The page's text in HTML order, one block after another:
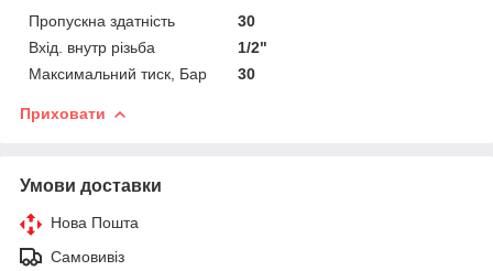
Пропускна здатність
30
Вхід. внутр різьба
1/2"
Максимальний тиск, Бар
30
Приховати
Умови доставки
Нова Пошта
Самовивіз